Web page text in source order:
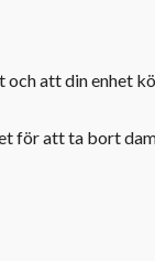
att din enhet
för att ta bort